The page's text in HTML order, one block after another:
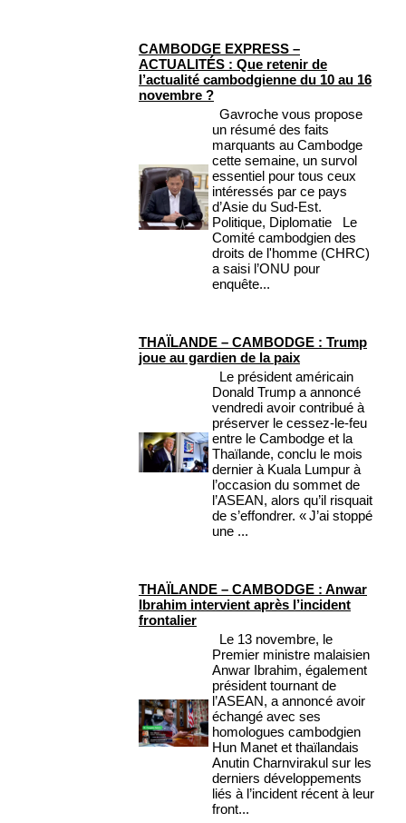
CAMBODGE EXPRESS –
ACTUALITÉS : Que retenir de
l’actualité cambodgienne du 10 au 16
novembre ?
Gavroche vous propose
un résumé des faits
marquants au Cambodge
cette semaine, un survol
essentiel pour tous ceux
intéressés par ce pays
d’Asie du Sud-Est.
Politique, Diplomatie Le
Comité cambodgien des
droits de l'homme (CHRC)
a saisi l’ONU pour
enquête...
THAÏLANDE – CAMBODGE : Trump
joue au gardien de la paix
Le président américain
Donald Trump a annoncé
vendredi avoir contribué à
préserver le cessez-le-feu
entre le Cambodge et la
Thaïlande, conclu le mois
dernier à Kuala Lumpur à
l’occasion du sommet de
l’ASEAN, alors qu’il risquait
de s’effondrer. « J’ai stoppé
une ...
THAÏLANDE – CAMBODGE : Anwar
Ibrahim intervient après l’incident
frontalier
Le 13 novembre, le
Premier ministre malaisien
Anwar Ibrahim, également
président tournant de
l’ASEAN, a annoncé avoir
échangé avec ses
homologues cambodgien
Hun Manet et thaïlandais
Anutin Charnvirakul sur les
derniers développements
liés à l’incident récent à leur
front...